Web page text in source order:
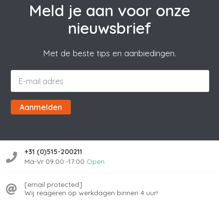
Meld je aan voor onze
nieuwsbrief
Met de beste tips en aanbiedingen.
Aanmelden
+31 (0)515-200211
Ma-Vr 09:00 -17:00 Open
[email protected]
Wij reageren op werkdagen binnen 4 uur!